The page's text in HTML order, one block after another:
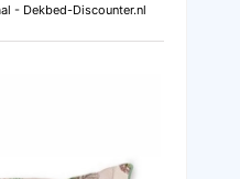
- Dekbed-Discounter.nl